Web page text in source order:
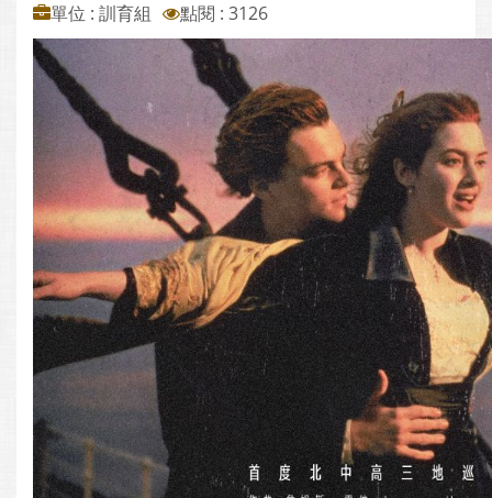
單位 : 訓育組
點閱 : 3126